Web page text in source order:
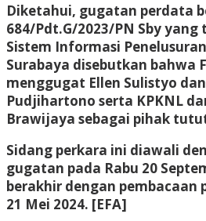
Diketahui, gugatan perdata
684/Pdt.G/2023/PN Sby
Sistem Informasi
Surabaya disebutkan bahwa
menggugat Ellen Sulistyo
Pudjihartono serta KPKNL
Brawijaya sebagai pihak
Sidang perkara ini diawali
gugatan pada Rabu 20
berakhir dengan pembacaan
21 Mei 2024. [EFA]